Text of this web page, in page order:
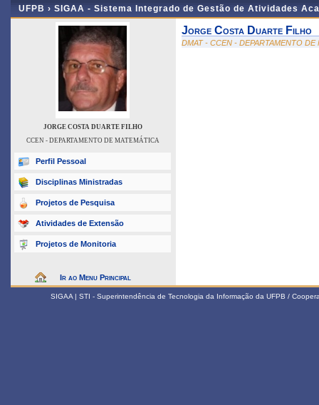
UFPB › SIGAA - Sistema Integrado de Gestão de Atividades
JORGE COSTA DUARTE FILHO
CCEN - DEPARTAMENTO DE MATEMÁTICA
Perfil Pessoal
Disciplinas Ministradas
Projetos de Pesquisa
Atividades de Extensão
Projetos de Monitoria
Ir ao Menu Principal
Jorge Costa Duarte Filho
DMAT - CCEN - DEPARTAMENTO DE
SIGAA | STI - Superintendência de Tecnologia da Informação da UFPB /